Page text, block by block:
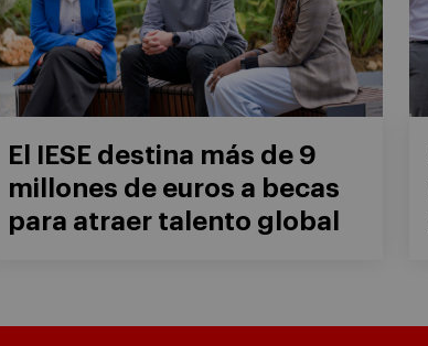
El IESE destina más de 9
millones de euros a becas
para atraer talento global